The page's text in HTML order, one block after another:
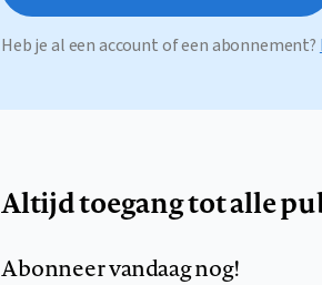
Heb je al een account of een abonnement?
Altijd toegang tot alle
Abonneer vandaag nog!